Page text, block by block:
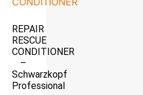
REPAIR
RESCUE
CONDITIONER
–
Schwarzkopf
Professional